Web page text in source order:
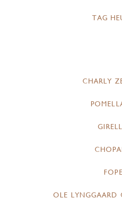
TAG
CHARLY
FOPE
OLE LYNGGAARD